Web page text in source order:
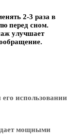
2-3 раза в
перед сном.
улучшает
использовании
мощными